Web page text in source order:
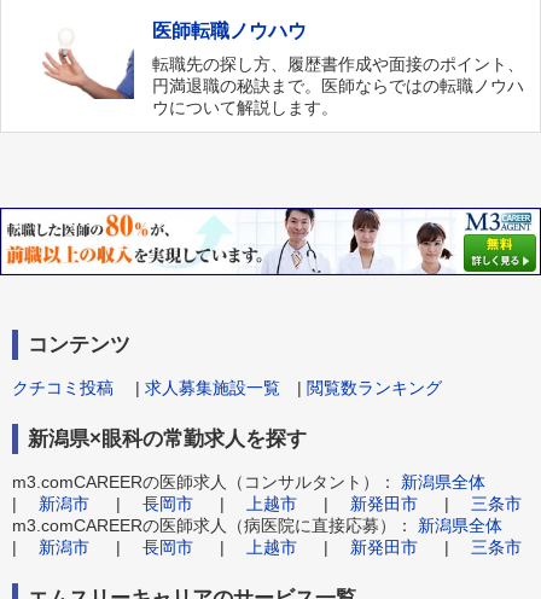
医師転職ノウハウ
転職先の探し方、履歴書作成や面接のポイント、
円満退職の秘訣まで。医師ならではの転職ノウハ
ウについて解説します。
コンテンツ
クチコミ投稿 | 求人募集施設一覧 | 閲覧数ランキング
新潟県×眼科の常勤求人を探す
m3.comCAREERの医師求人（コンサルタント）： 新潟県全体
| 新潟市 | 長岡市 | 上越市 | 新発田市 | 三条市
m3.comCAREERの医師求人（病医院に直接応募）： 新潟県全体
| 新潟市 | 長岡市 | 上越市 | 新発田市 | 三条市